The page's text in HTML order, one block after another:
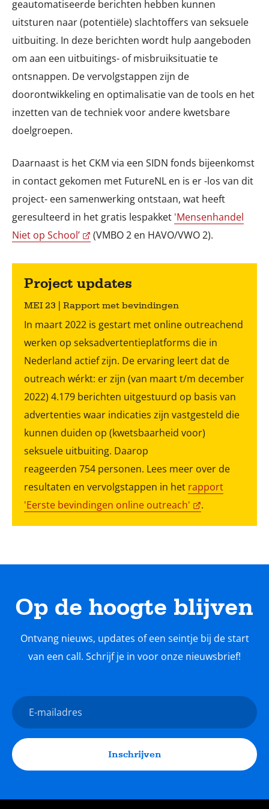
geautomatiseerde berichten hebben kunnen
uitsturen naar (potentiële) slachtoffers van seksuele
uitbuiting. In deze berichten wordt hulp aangeboden
om aan een uitbuitings- of misbruiksituatie te
ontsnappen. De vervolgstappen zijn de
doorontwikkeling en optimalisatie van de tools en het
inzetten van de techniek voor andere kwetsbare
doelgroepen.
Daarnaast is het CKM via een SIDN fonds bijeenkomst
in contact gekomen met FutureNL en is er -los van dit
project- een samenwerking ontstaan, wat heeft
geresulteerd in het gratis lespakket 'Mensenhandel
Niet op School’
(VMBO 2 en HAVO/VWO 2).
Project updates
MEI 23 | Rapport met bevindingen
In maart 2022 is gestart met online outreachend
werken op seksadvertentieplatforms die in
Nederland actief zijn. De ervaring leert dat de
outreach wérkt: er zijn (van maart t/m december
2022) 4.179 berichten uitgestuurd op basis van
advertenties waar indicaties zijn vastgesteld die
kunnen duiden op (kwetsbaarheid voor)
seksuele uitbuiting. Daarop
reageerden 754 personen. Lees meer over de
resultaten en vervolgstappen in het rapport
'Eerste bevindingen online outreach'
.
Op de hoogte blijven
Ontvang nieuws, updates of een seintje bij de start
van een call. Schrijf je in voor onze nieuwsbrief!
E-
mailadres
Inschrijven